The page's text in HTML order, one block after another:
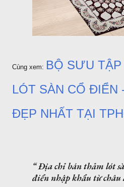
Cùng xem: BỘ SƯU
LÓT SÀN CỔ ĐIỂN
ĐẸP NHẤT TẠI
Địa chỉ bán thảm lót
điển nhập khẩu từ